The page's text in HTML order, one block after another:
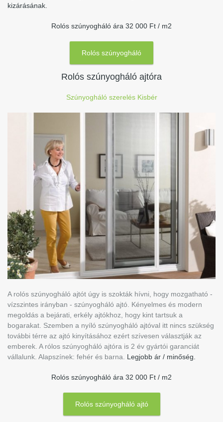
kizárásának.
Rolós szúnyogháló ára 32 000 Ft / m2
Rolós szúnyogháló
Rolós szúnyogháló ajtóra
Szúnyogháló szerelés Kisbér
A rolós szúnyogháló ajtót úgy is szokták hívni, hogy mozgatható -
vízszintes irányban - szúnyogháló ajtó. Kényelmes és modern
megoldás a bejárati, erkély ajtókhoz, hogy kint tartsuk a
bogarakat. Szemben a nyíló szúnyogháló ajtóval itt nincs szükség
további térre az ajtó kinyításához ezért szívesen választják az
emberek. A rólos szúnyogháló ajtóra is 2 év gyártói garanciát
vállalunk. Alapszínek: fehér és barna. Legjobb ár / minőség.
Rolós szúnyogháló ára 32 000 Ft / m2
Rolós szúnyogháló ajtó